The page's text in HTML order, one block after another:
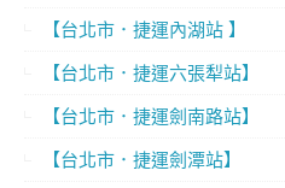
【台北市．捷運內湖站 】
【台北市．捷運六張犁站】
【台北市．捷運劍南路站】
【台北市．捷運劍潭站】